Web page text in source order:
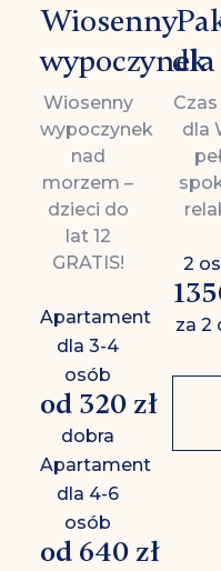
Wiosenny
wypoczynek
Wiosenny
wypoczynek
nad
morzem –
dzieci do
lat 12
GRATIS!
Apartament
dla 3-4
osób
od 320 zł
dobra
Apartament
dla 4-6
osób
od 640 zł
dla
2
za 2